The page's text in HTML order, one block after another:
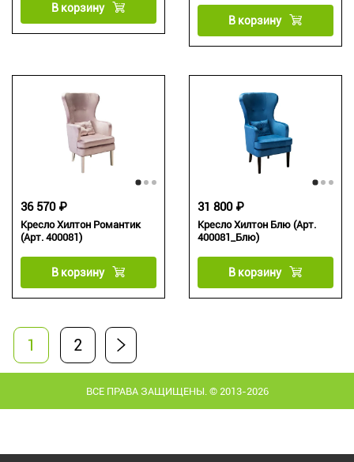
В корзину
В корзину
Кресло Хилтон Романтик
(Арт. 400081)
36 570 ₽
В корзину
Кресло Хилтон Блю (Арт.
400081_Блю)
31 800 ₽
В корзину
1 2
ВСЕ ПРАВА ЗАЩИЩЕНЫ. © 2013-2026